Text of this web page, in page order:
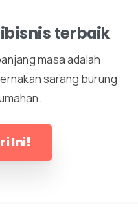
terbaik
masa adalah
sarang burung
Ini!